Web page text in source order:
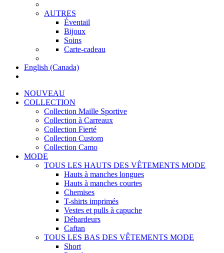
AUTRES
Éventail
Bijoux
Soins
Carte-cadeau
English (Canada)
NOUVEAU
COLLECTION
Collection Maille Sportive
Collection à Carreaux
Collection Fierté
Collection Custom
Collection Camo
MODE
TOUS LES HAUTS DES VÊTEMENTS MODE
Hauts à manches longues
Hauts à manches courtes
Chemises
T-shirts imprimés
Vestes et pulls à capuche
Débardeurs
Caftan
TOUS LES BAS DES VÊTEMENTS MODE
Short